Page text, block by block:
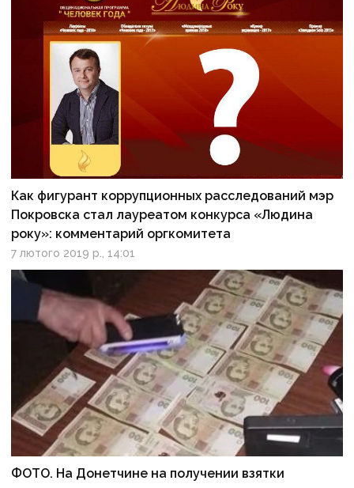
Как фигурант коррупционных расследований мэр
Покровска стал лауреатом конкурса «Людина
року»: комментарий оргкомитета
7 лютого 2019 р., 14:01
ФОТО. На Донетчине на получении взятки